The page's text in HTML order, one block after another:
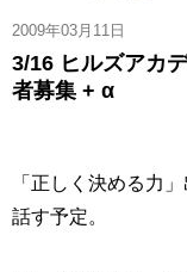
2009年03月11日
3/16 ヒルズアカ
者募集 + α
「正しく決める力
話す予定。